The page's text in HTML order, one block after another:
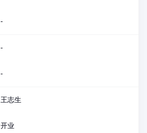
-
-
-
王志生
开业